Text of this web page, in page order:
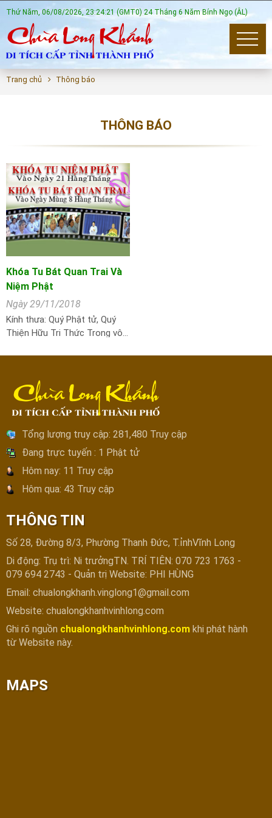
Thứ Năm, 06/08/2026, 23:24:21 (GMT0) 24 Tháng 6 Năm Bính Ngọ (ÂL)
Trang chủ Thông báo
THÔNG BÁO
Khóa Tu Bát Quan Trai Và
Niệm Phật
Ngày 29/11/2018
Kính thưa: Quý Phật tử, Quý
Thiện Hữu Tri Thức Trong vô…
Tổng lượng truy cập: 281,480 Truy cập
Đang trực tuyến : 1 Phật tử
Hôm nay: 11 Truy cập
Hôm qua: 43 Truy cập
THÔNG TIN
Số 28, Đường 8/3, Phường Thanh Đức, T.ỉnhVĩnh Long
Di động: Trụ trì: Ni trưởngTN. TRÍ TIÊN: 070 723 1763 -
079 694 2743 - Quản trị Website: PHI HÙNG
Email: chualongkhanh.vinglong1@gmail.com
Website: chualongkhanhvinhlong.com
Ghi rõ nguồn chualongkhanhvinhlong.com khi phát hành
từ Website này.
MAPS